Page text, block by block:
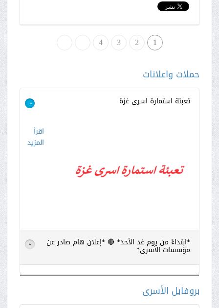
1
2
3
4
» النهاية
حملات واعلانات
تعبئة استمارة اسرى غزة >
اقرأ
المزيد
*ابتداءً من يوم غد الأحد* 🔴 *إعلان هام صادر عن
مؤسسات الأسرى* >
اقرأ
بروفايل الأسرى